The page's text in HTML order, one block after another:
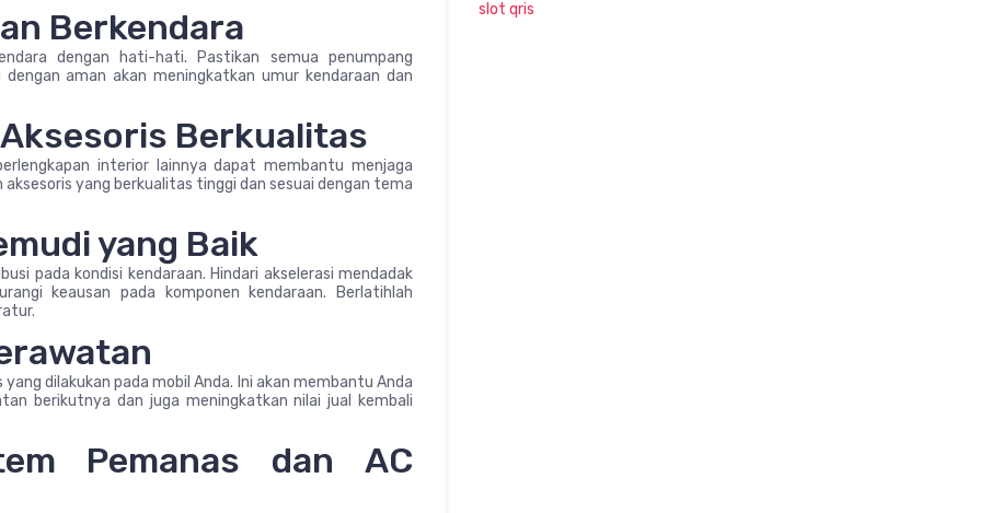
Berkendara
dengan hati-hati. Pastikan semua penumpang
dengan aman akan meningkatkan umur kendaraan dan
Berkualitas
interior lainnya dapat membantu menjaga
aksesoris yang berkualitas tinggi dan sesuai dengan tema
yang Baik
pada kondisi kendaraan. Hindari akselerasi mendadak
keausan pada komponen kendaraan. Berlatihlah
dilakukan pada mobil Anda. Ini akan membantu Anda
berikutnya dan juga meningkatkan nilai jual kembali
Pemanas dan AC
slot qris